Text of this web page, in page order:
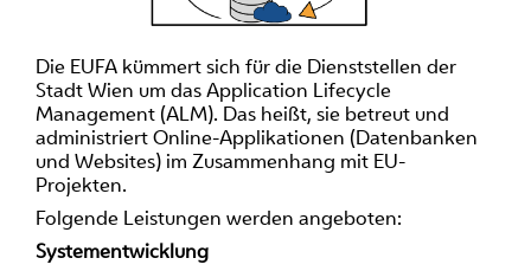
Die EUFA kümmert sich für die Dienststellen der
Stadt Wien um das Application Lifecycle
Management (ALM). Das heißt, sie betreut und
administriert Online-Applikationen (Datenbanken
und Websites) im Zusammenhang mit EU-
Projekten.
Folgende Leistungen werden angeboten:
Systementwicklung